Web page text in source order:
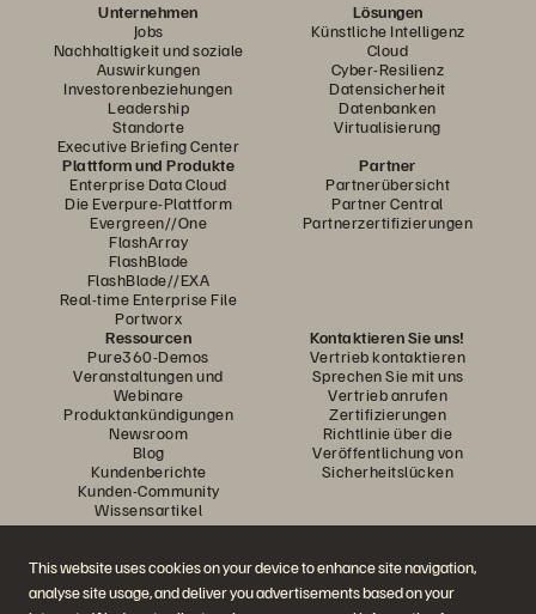
This website uses cookies on your device to enhance site navigation,
analyse site usage, and deliver you advertisements based on your
Unternehmen
Jobs
Nachhaltigkeit und soziale
Auswirkungen
Investorenbeziehungen
Leadership
Standorte
Executive Briefing Center
Lösungen
Künstliche Intelligenz
Cloud
Cyber-Resilienz
Datensicherheit
Datenbanken
Virtualisierung
Plattform und Produkte
Enterprise Data Cloud
Die Everpure-Plattform
Evergreen//One
FlashArray
FlashBlade
FlashBlade//EXA
Real-time Enterprise File
Portworx
Partner
Partnerübersicht
Partner Central
Partnerzertifizierungen
Ressourcen
Pure360-Demos
Veranstaltungen und
Webinare
Produktankündigungen
Newsroom
Blog
Kundenberichte
Kunden-Community
Wissensartikel
Kontaktieren Sie uns!
Vertrieb kontaktieren
Sprechen Sie mit uns
Vertrieb anrufen
Zertifizierungen
Richtlinie über die
Veröffentlichung von
Sicherheitslücken
Diskutiere mit
Folgen Sie den Everpure Social Media Kanälen